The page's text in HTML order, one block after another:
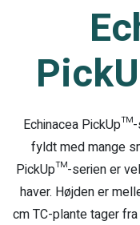
Echinacea
fyldt med mange
PickUp™-serien er
haver. Højden er
cm TC-plante tager